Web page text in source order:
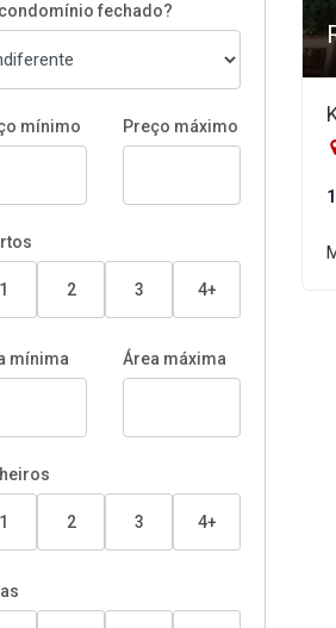
fechado?
mínimo Preço máximo
1 2 3 4+
mínima Área máxima
1 2 3 4+